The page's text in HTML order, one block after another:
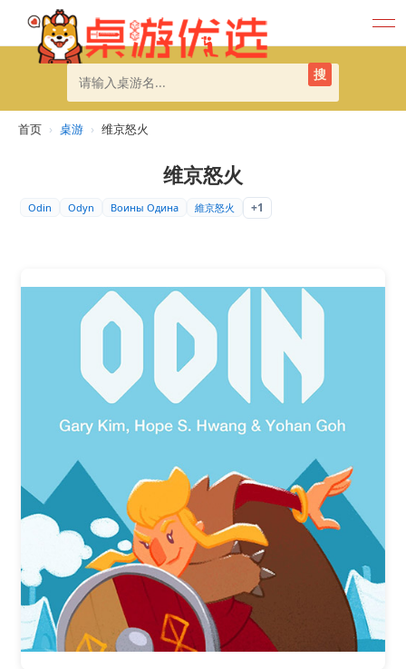
搜
首页 › 桌游 › 维京怒火
维京怒火
Odin Odyn Воины Одина 維京怒火 +1